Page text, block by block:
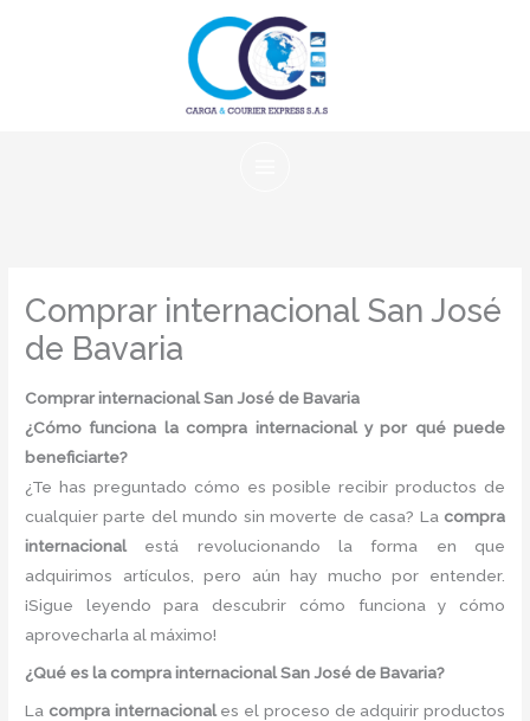
Comprar internacional San José
de Bavaria
Comprar internacional San José de Bavaria
¿Cómo funciona la compra internacional y por qué puede
beneficiarte?
¿Te has preguntado cómo es posible recibir productos de
cualquier parte del mundo sin moverte de casa? La compra
internacional está revolucionando la forma en que
adquirimos artículos, pero aún hay mucho por entender.
¡Sigue leyendo para descubrir cómo funciona y cómo
aprovecharla al máximo!
¿Qué es la compra internacional San José de Bavaria?
La compra internacionales el proceso de adquirir productos